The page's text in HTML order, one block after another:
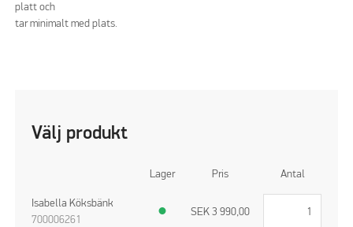
platt och
tar minimalt med plats.
Välj produkt
Lager Pris Antal
Isabella Köksbänk
700006261
● SEK 3 990,00